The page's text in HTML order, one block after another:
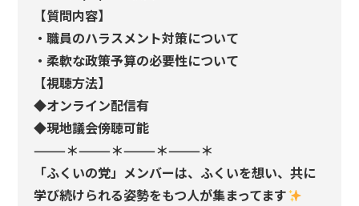
【質問内容】
・職員のハラスメント対策について
・柔軟な政策予算の必要性について
【視聴方法】
◆オンライン配信有
◆現地議会傍聴可能
———＊———＊———＊———＊
「ふくいの党」メンバーは、ふくいを想い、共に
学び続けられる姿勢をもつ人が集まってます